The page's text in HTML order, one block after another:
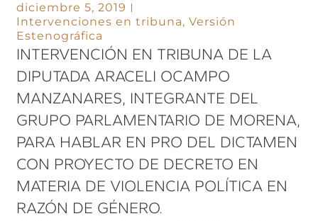
diciembre 5, 2019
Intervenciones en tribuna,Versión
Estenográfica
INTERVENCIÓN EN TRIBUNA DE LA
DIPUTADA ARACELI OCAMPO
MANZANARES, INTEGRANTE DEL
GRUPO PARLAMENTARIO DE MORENA,
PARA HABLAR EN PRO DEL DICTAMEN
CON PROYECTO DE DECRETO EN
MATERIA DE VIOLENCIA POLÍTICA EN
RAZÓN DE GÉNERO.